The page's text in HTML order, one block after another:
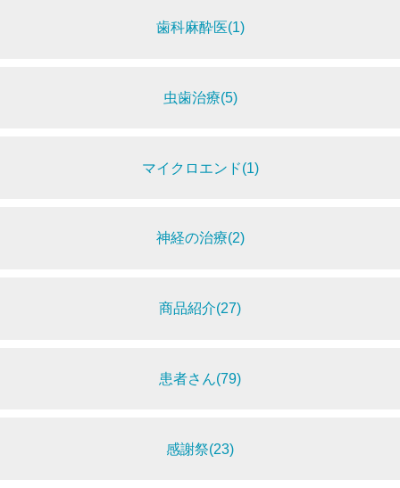
歯科麻酔医(1)
虫歯治療(5)
マイクロエンド(1)
神経の治療(2)
商品紹介(27)
患者さん(79)
感謝祭(23)